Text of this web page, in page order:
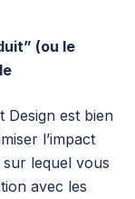
(ou le
Design est bien
l’impact
lequel vous
avec les